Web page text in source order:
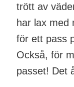
trött av
har lax med
för ett pass
Också, för
passet! Det